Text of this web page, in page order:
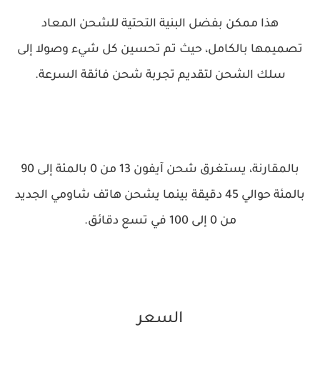
هذا ممكن بفضل البنية التحتية للشحن المعاد
تصميمها بالكامل، حيث تم تحسين كل شيء وصولا إلى
سلك الشحن لتقديم تجربة شحن فائقة السرعة.
بالمقارنة، يستغرق شحن آيفون 13 من 0 بالمئة إلى 90
بالمئة حوالي 45 دقيقة بينما يشحن هاتف شاومي الجديد
من 0 إلى 100 في تسع دقائق.
السعر